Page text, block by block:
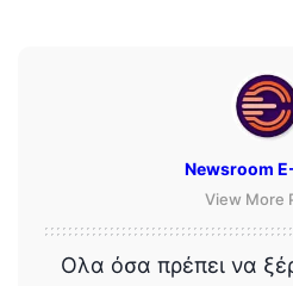
Newsroom
View More
Ολα όσα πρέπει να